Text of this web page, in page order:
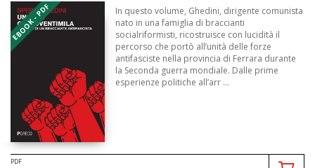
EBOOK - PDF
In questo volume, Ghedini, dirigente comunista
nato in una famiglia di braccianti
socialriformisti, ricostruisce con lucidità il
percorso che portò all’unità delle forze
antifasciste nella provincia di Ferrara durante
la Seconda guerra mondiale. Dalle prime
esperienze politiche all’arr ...
PDF